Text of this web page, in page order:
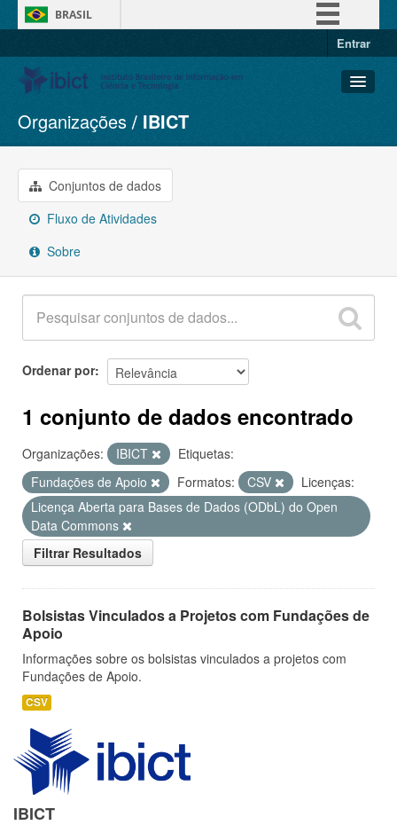
BRASIL
Entrar
Conjuntos de dados
Organizações
Grupos
Sobre
Organizações IBICT
Conjuntos de dados
Fluxo de Atividades
Sobre
Ordenar por
1 conjunto de dados encontrado
Organizações: IBICT
Etiquetas:
Fundações de Apoio
Formatos: CSV
Licenças:
Licença Aberta para Bases de Dados (ODbL) do Open
Data Commons
Filtrar Resultados
Bolsistas Vinculados a Projetos com Fundações de
Apoio
Informações sobre os bolsistas vinculados a projetos com
Fundações de Apoio.
CSV
IBICT